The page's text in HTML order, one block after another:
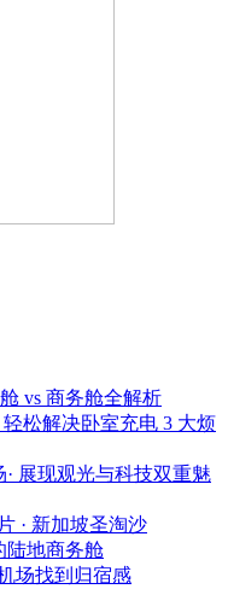
vs 商务舱全解析
轻松解决卧室充电 3 大烦
展现观光与科技双重魅
· 新加坡圣淘沙
陆地商务舱
场找到归宿感